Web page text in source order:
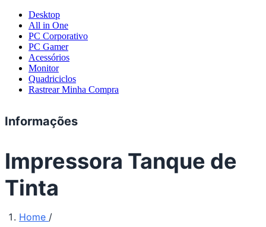
Desktop
All in One
PC Corporativo
PC Gamer
Acessórios
Monitor
Quadriciclos
Rastrear Minha Compra
Informações
Impressora Tanque de
Tinta
Home /